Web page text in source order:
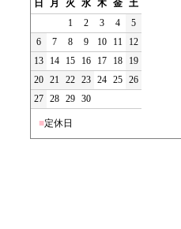
日
月 火 水 木 金 土
1
2 3 4
5
6
7 8 9 10 11
12
13
14 15 16 17 18
19
20 21 22 23 24 25 26
27 28 29 30
■定休日